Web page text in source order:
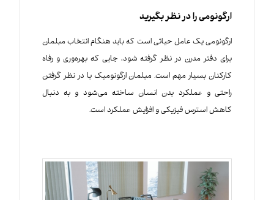
ارگونومی را در نظر بگیرید
ارگونومی یک عامل حیاتی است که باید هنگام انتخاب مبلمان
برای دفتر مدرن در نظر گرفته شود، جایی که بهره‌وری و رفاه
کارکنان بسیار مهم است. مبلمان ارگونومیک با در نظر گرفتن
راحتی و عملکرد بدن انسان ساخته می‌شود و به دنبال
کاهش استرس فیزیکی و افزایش عملکرد است.